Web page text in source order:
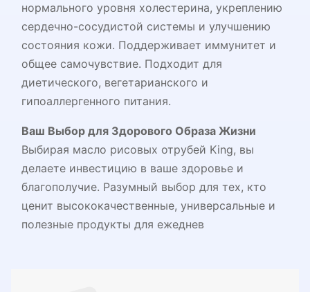
нормального уровня холестерина, укреплению
сердечно-сосудистой системы и улучшению
состояния кожи. Поддерживает иммунитет и
общее самочувствие. Подходит для
диетического, вегетарианского и
гипоаллергенного питания.
Ваш Выбор для Здорового Образа Жизни
Выбирая масло рисовых отрубей King, вы
делаете инвестицию в ваше здоровье и
благополучие. Разумный выбор для тех, кто
ценит высококачественные, универсальные и
полезные продукты для ежеднев